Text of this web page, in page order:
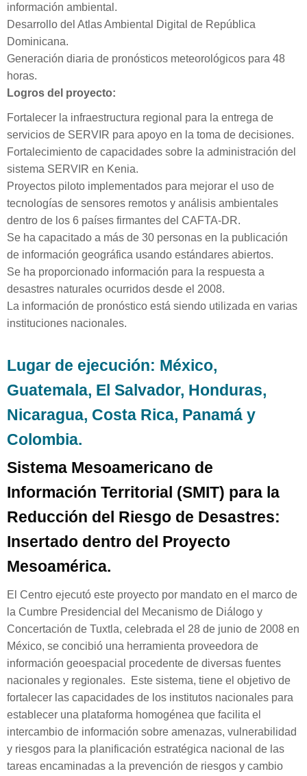
información ambiental.
Desarrollo del Atlas Ambiental Digital de República
Dominicana.
Generación diaria de pronósticos meteorológicos para 48
horas.
Logros del proyecto:
Fortalecer la infraestructura regional para la entrega de
servicios de SERVIR para apoyo en la toma de decisiones.
Fortalecimiento de capacidades sobre la administración del
sistema SERVIR en Kenia.
Proyectos piloto implementados para mejorar el uso de
tecnologías de sensores remotos y análisis ambientales
dentro de los 6 países firmantes del CAFTA-DR.
Se ha capacitado a más de 30 personas en la publicación
de información geográfica usando estándares abiertos.
Se ha proporcionado información para la respuesta a
desastres naturales ocurridos desde el 2008.
La información de pronóstico está siendo utilizada en varias
instituciones nacionales.
Lugar de ejecución: México,
Guatemala, El Salvador, Honduras,
Nicaragua, Costa Rica, Panamá y
Colombia.
Sistema Mesoamericano de
Información Territorial (SMIT) para la
Reducción del Riesgo de Desastres:
Insertado dentro del Proyecto
Mesoamérica.
El Centro ejecutó este proyecto por mandato en el marco de
la Cumbre Presidencial del Mecanismo de Diálogo y
Concertación de Tuxtla, celebrada el 28 de junio de 2008 en
México, se concibió una herramienta proveedora de
información geoespacial procedente de diversas fuentes
nacionales y regionales. Este sistema, tiene el objetivo de
fortalecer las capacidades de los institutos nacionales para
establecer una plataforma homogénea que facilita el
intercambio de información sobre amenazas, vulnerabilidad
y riesgos para la planificación estratégica nacional de las
tareas encaminadas a la prevención de riesgos y cambio